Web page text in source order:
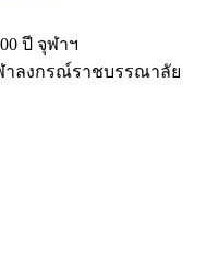
ปี จุฬาฯ
าลงกรณ์ราชบรรณาลัย